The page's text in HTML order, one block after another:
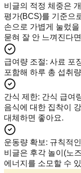
비글의 적정 체중은
평가(BCS)를 기준으
손으로 가볍게 눌렀
묻혀 잘 안 느껴진다
급여량 조절: 사료 포
포함해 하루 총 섭취
간식 제한: 간식 급여
음식에 대한 집착이
대체하면 좋아요.
운동량 확보 : 규칙적
비글은 후각 놀이(노
에너지를 소모할 수